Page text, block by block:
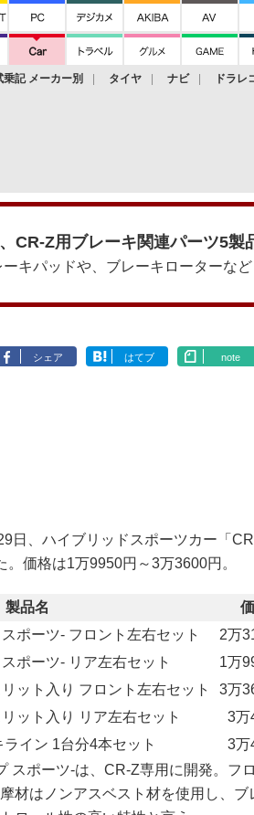
乗記 メーカー別 タイヤ ナビ ドラレ
CR-Z用ブレーキ関連パーツ5製
ーキパッドや、ブレーキローターなど
シェア はてブ note
日、ハイブリッドスポーツカー「
価格は1万9950円～3万3600円。
製品名
ポーツ- フロント左右セット
2万
ポーツ- リア左右セット
1万
ット入り フロント左右セット
3万
ット入り リア左右セット
3万
イン 1台分4本セット
3万
スポーツ-は、CR-Z専用に開発。フ
材はノンアスベスト材を使用し、